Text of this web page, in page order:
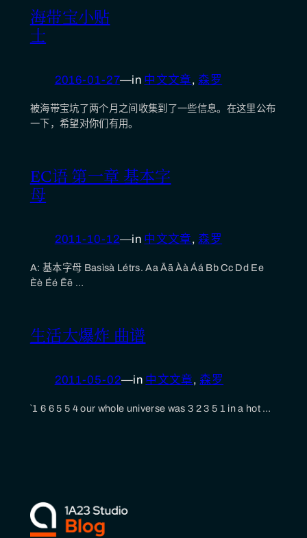
海带宝小贴
士
2016-01-27—in 中文文章, 森罗
被海带宝坑了两个月之间收集到了一些信息。在这里公布
一下，希望对你们有用。
EC语 第一章 基本字
母
2011-10-12—in 中文文章, 森罗
A: 基本字母 Basìsà Létrs. Aa Āā Àà Áá Bb Cc Dd Ee
Èè Éé Ēē …
生活大爆炸 曲谱
2011-05-02—in 中文文章, 森罗
`1 6 6 5 5 4 our whole universe was 3 2 3 5 1 in a hot …